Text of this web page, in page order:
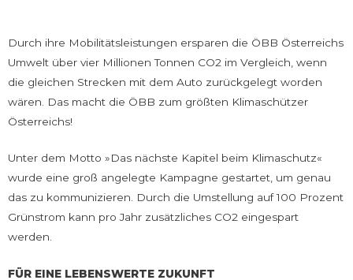
Durch ihre Mobilitätsleistungen ersparen die ÖBB Österreichs
Umwelt über vier Millionen Tonnen CO2 im Vergleich, wenn
die gleichen Strecken mit dem Auto zurückgelegt worden
wären. Das macht die ÖBB zum größten Klimaschützer
Österreichs!
Unter dem Motto »Das nächste Kapitel beim Klimaschutz«
wurde eine groß angelegte Kampagne gestartet, um genau
das zu kommunizieren. Durch die Umstellung auf 100 Prozent
Grünstrom kann pro Jahr zusätzliches CO2 eingespart
werden.
FÜR EINE LEBENSWERTE ZUKUNFT